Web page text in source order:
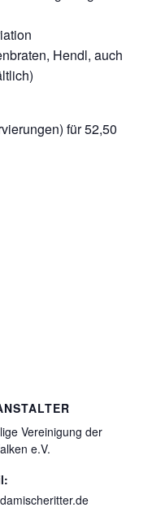
Hendl, auch
für 52,50
Vereinigung der
e.V.